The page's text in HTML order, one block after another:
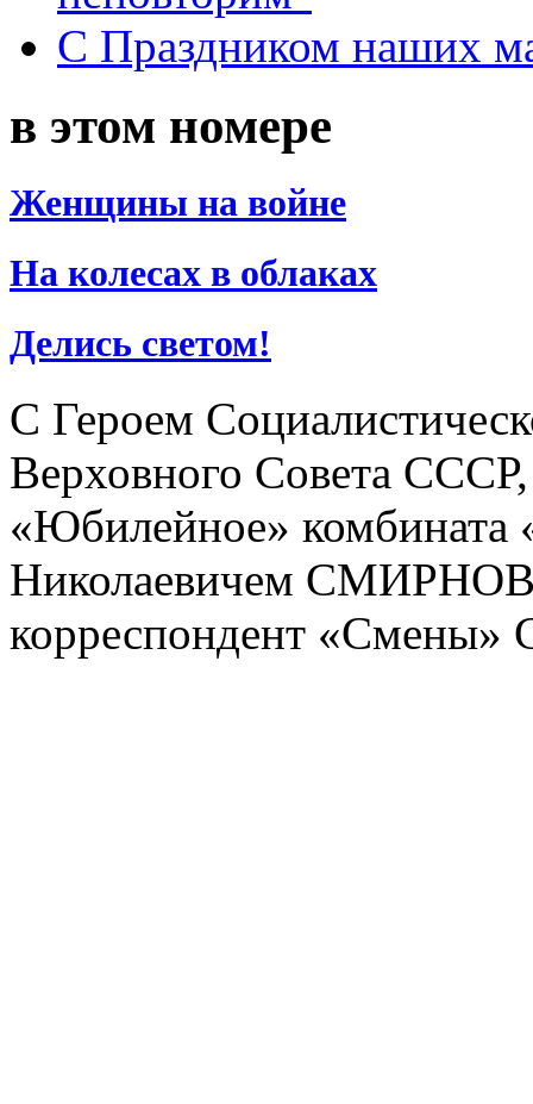
С Праздником наших
в этом номере
Женщины на войне
На колесах в облаках
Делись светом!
С Героем
Верховного Совета
«Юбилейное» комбината
Николаевичем
корреспондент